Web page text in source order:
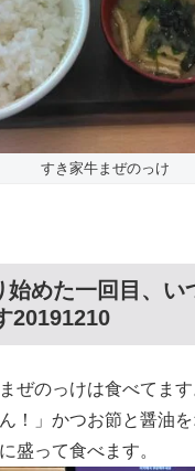
すき家牛まぜのっけ
始めた一回目、い
20191210
ぜのっけは食べてま
！」かつお節と醤油
盛って食べます。